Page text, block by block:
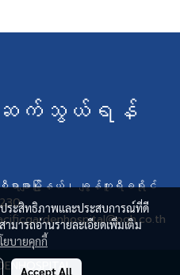
က်သွယ်ရန်
ရာချာမြို့နယ်၊ ချွန်ဘူရီခရိုင်
ประสิทธิภาพและประสบการณ์ที่ดี
ามารถอ่านรายละเอียดเพิ่มเติม
ยบายคุกกี้
Accept All